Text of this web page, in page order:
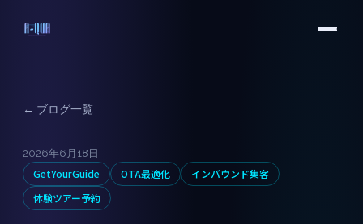
← ブログ一覧
2026年6月18日
GetYourGuide OTA最適化
インバウンド集客
体験ツアー予約